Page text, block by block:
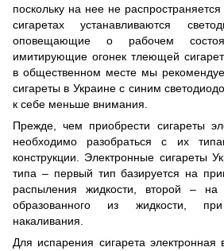
поскольку на нее не
сигаретах устанавливаются
оповещающие о рабочем
имитирующие огонек тлеющей
в общественном месте мы
сигареты в Украине с синим
к себе меньше внимания.
Прежде, чем приобрести сигареты
необходимо разобраться с их
конструкции. Электронные сигареты
типа – первый тип базируется на
распыления жидкости, второй – на
образованного из жидкости,
накаливания.
Для испарения сигарета электронная